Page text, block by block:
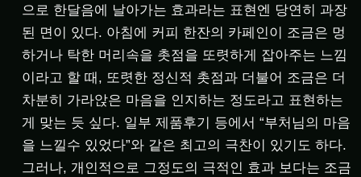
으로 한달음에 날아가는 효과라는 표현엔 당연히 과장
된 면이 있다. 아침에 커피 한잔의 카페인이 조금은 멍
하거나 탁한 머리속을 촛점을 또렷하게 잡아주는 느낌
이라고 할 때, 또렷한 정신적 촛점과 더불어 조금은 더
차분히 가라앉은 마음을 인지하는 정도라고 표현하는
게 맞는 듯 싶다. 일부 제품후기 등에서 “부처님의 마음
을 느낄수 있었다”와 같은 최고의 극찬이 있기도 하다.
그러나, 개인적으로 그정도의 극적인 효과 보다는 조금